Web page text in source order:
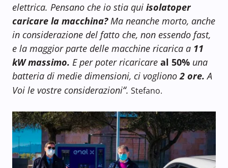
elettrica. Pensano che io stia qui isolatoper
caricare la macchina?Ma neanche morto, anche
in considerazione del fatto che, non essendo fast,
e la maggior parte delle macchine ricarica a 11
kW massimo. E per poter ricaricare al 50% una
batteria di medie dimensioni, ci vogliono2 ore. A
Voi le vostre considerazioni“. Stefano.